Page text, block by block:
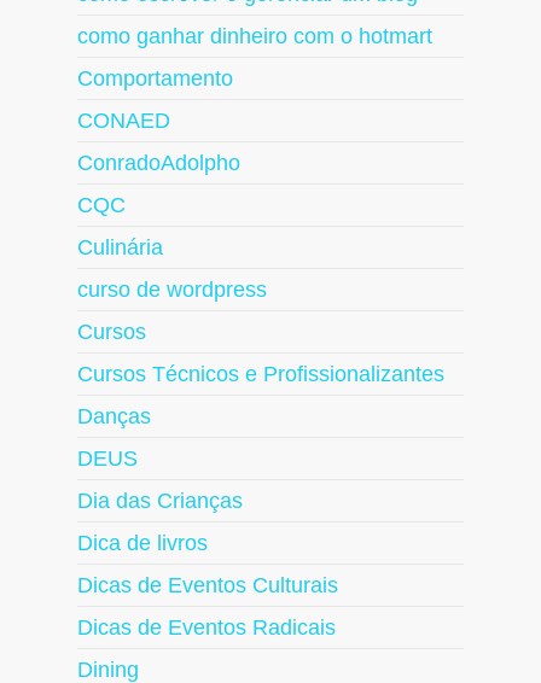
como ganhar dinheiro com o hotmart
Comportamento
CONAED
ConradoAdolpho
CQC
Culinária
curso de wordpress
Cursos
Cursos Técnicos e Profissionalizantes
Danças
DEUS
Dia das Crianças
Dica de livros
Dicas de Eventos Culturais
Dicas de Eventos Radicais
Dining